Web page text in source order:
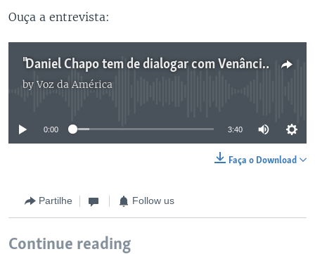
Ouça a entrevista:
"Daniel Chapo tem de dialogar com Venâncio Mondlane", diz Borges Nhamirre
byVoz da América
No media source currently available
0:00 3:40
Faça o Download
Partilhe Follow us
Continue reading